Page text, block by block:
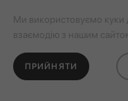
Ми використовуємо куки
взаємодію з нашим
ПРИЙНЯТИ